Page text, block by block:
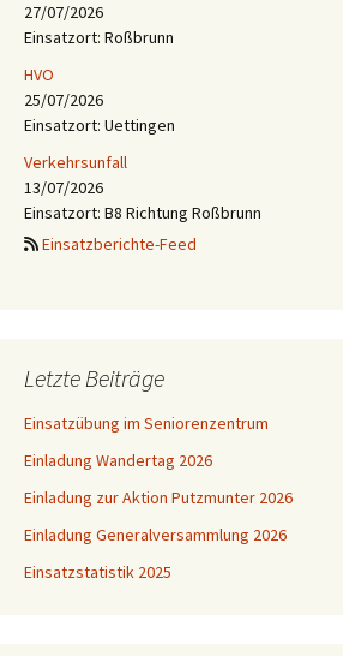
27/07/2026
Einsatzort: Roßbrunn
HVO
25/07/2026
Einsatzort: Uettingen
Verkehrsunfall
13/07/2026
Einsatzort: B8 Richtung Roßbrunn
Einsatzberichte-Feed
Letzte Beiträge
Einsatzübung im Seniorenzentrum
Einladung Wandertag 2026
Einladung zur Aktion Putzmunter 2026
Einladung Generalversammlung 2026
Einsatzstatistik 2025